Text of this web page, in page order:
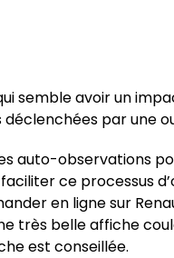
semble avoir un
par une
auto-observations
ce processus
en ligne sur
très belle affiche
est conseillée.